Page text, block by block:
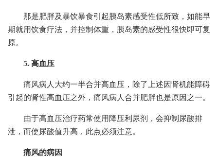
那是肥胖及暴饮暴食引起胰岛素感受性低所致，如能早
期就用饮食疗法，并控制体重，胰岛素的感受性很快即可复
原。
5. 高血压
痛风病人大约一半合并高血压，除了上述因肾机能障碍
引起的肾性高血压之外，痛风病人合并肥胖也是原因之一。
由于高血压治疗药常使用降压利尿剂，会抑制尿酸排
泄，而使尿酸值升高，此点必须注意。
痛风的病因